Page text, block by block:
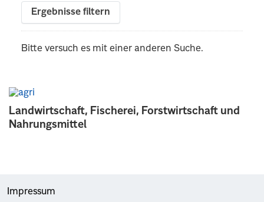
Landwirtschaft, Fischerei, Forstwirtschaft und
Nahrungsmittel
Ergebnisse filtern
Bitte versuch es mit einer anderen Suche.
Impressum